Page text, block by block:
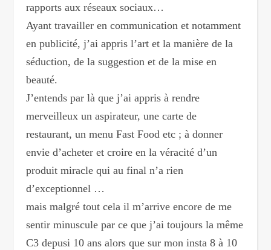
rapports aux réseaux sociaux…
Ayant travailler en communication et notamment
en publicité, j’ai appris l’art et la manière de la
séduction, de la suggestion et de la mise en
beauté.
J’entends par là que j’ai appris à rendre
merveilleux un aspirateur, une carte de
restaurant, un menu Fast Food etc ; à donner
envie d’acheter et croire en la véracité d’un
produit miracle qui au final n’a rien
d’exceptionnel …
mais malgré tout cela il m’arrive encore de me
sentir minuscule par ce que j’ai toujours la même
C3 depusi 10 ans alors que sur mon insta 8 à 10